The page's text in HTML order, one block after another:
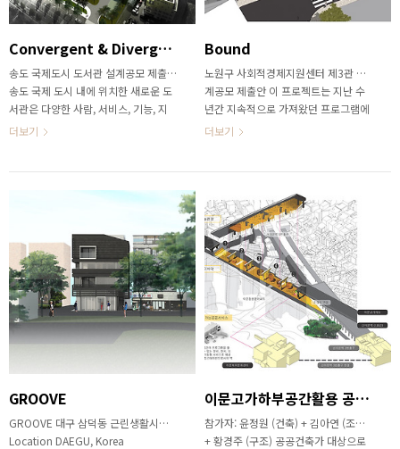
Convergent & Divergent Sanctuary
송도 국제도시 도서관 설계공모 제출안
송도 국제 도시 내에 위치한 새로운 도
서관은 다양한 사람, 서비스, 기능, 지
식 및 기술이 융합되고 발산되는 도시
하지만 도서관 자료 대여 및 사용과 같
한다. 지역 사회는 만나고, 공유하고,
배울 수 있는 서비스가 공공도서관에서
제공되기를 기대한다. 도서관 설계는
지역 사회에서 앞으로 일어날 법한 일
들과 사회, 교육, 레크리에이션에 대한
기회를 제공하는 방법에 대해 어떻게
기여할 것인지에 대한 큰 그림을 그릴
으로 제공되도록 보장하면서도 정보 문
화 허브와 제3의 목적지로서 제공될 수
더보기
Bound
노원구 사회적경제지원센터 제3관 설
계공모 제출안 이 프로젝트는 지난 수
년간 지속적으로 가져왔던 프로그램에
대한 관심에서 그 설계공모에 지원하였
계획구상의 제약은 프로그램이나 공간
에 대한 새로운 개념에 기초한 구상과
계획을 불가능하게 하였다. 이것이 설
계공모에 임하는 건축가의 주요한 고민
지점이다. 노동복합시설이나 이문고가
등의 설계공모안을 작성할 때에는 당선
되지 않아도 좋으니, 건축가로서 제시
할 수 있는 개념을 한가지 정도는 시험
해보자는 자세로 임했던 데에 반해, 지
난 2년간 공공건축의 현황과 건축가의
적인 요구조건을 해결하여 설계안에 녹
더보기
GROOVE
GROOVE 대구 삼덕동 근린생활시설
Location DAEGU, Korea
이문고가하부공간활용 공공공간조성 현상설계 [우수작]
참가자: 윤정원 (건축) + 김아연 (조경)
+ 황경주 (구조) 공공건축가 대상으로